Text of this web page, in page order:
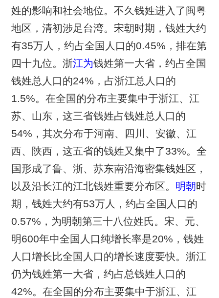
姓的影响和社会地位。不久钱姓进入了闽粤
地区，清初涉足台湾。宋朝时期，钱姓大约
有35万人，约占全国人口的0.45%，排在第
四十九位。浙江为钱姓第一大省，约占全国
钱姓总人口的24%，占浙江总人口的
1.5%。在全国的分布主要集中于浙江、江
苏、山东，这三省钱姓占钱姓总人口的
54%，其次分布于河南、四川、安徽、江
西、陕西，这五省的钱姓又集中了33%。全
国形成了鲁、浙、苏东南沿海密集钱姓区，
以及沿长江的江北钱姓重要分布区。 明朝时
期，钱姓大约有53万人，约占全国人口的
0.57%，为明朝第三十八位姓氏。宋、元、
明600年中全国人口纯增长率是20%，钱姓
人口增长比全国人口的增长速度要快。浙江
仍为钱姓第一大省，约占总钱姓人口的
42%。在全国的分布主要集中于浙江、江